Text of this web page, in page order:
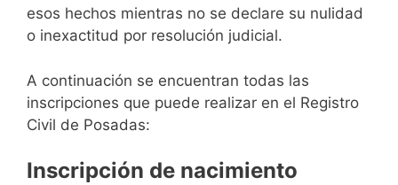
esos hechos mientras no se declare su nulidad
o inexactitud por resolución judicial.
A continuación se encuentran todas las
inscripciones que puede realizar en el Registro
Civil de Posadas:
Inscripción de nacimiento